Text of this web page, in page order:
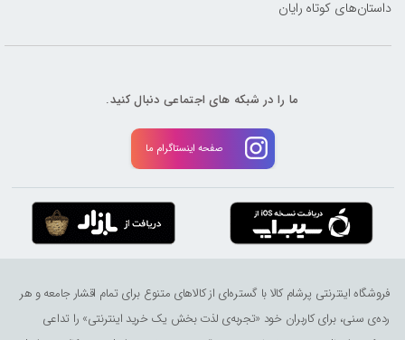
داستان‌های کوتاه رایان
ما را در شبکه های اجتماعی دنبال کنید.
صفحه اینستاگرام ما
فروشگاه اینترنتی پرشام کالا با گستره‌ای از کالاهای متنوع برای تمام اقشار جامعه و هر
رده‌ی سنی، برای کاربران خود «تجربه‌ی لذت ‌بخش یک خرید اینترنتی» را تداعی